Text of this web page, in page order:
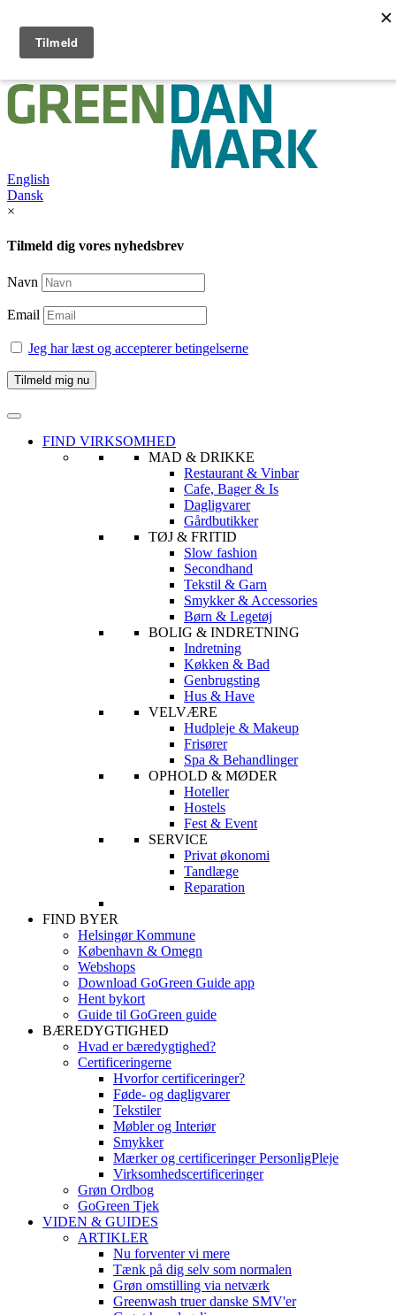
Dansk /
English
Dansk
×
Tilmeld dig vores nyhedsbrev
Navn
Email
Jeg har læst og accepterer betingelserne
FIND VIRKSOMHED
MAD & DRIKKE
Restaurant & Vinbar
Cafe, Bager & Is
Dagligvarer
Gårdbutikker
TØJ & FRITID
Slow fashion
Secondhand
Tekstil & Garn
Smykker & Accessories
Børn & Legetøj
BOLIG & INDRETNING
Indretning
Køkken & Bad
Genbrugsting
Hus & Have
VELVÆRE
Hudpleje & Makeup
Frisører
Spa & Behandlinger
OPHOLD & MØDER
Hoteller
Hostels
Fest & Event
SERVICE
Privat økonomi
Tandlæge
Reparation
FIND BYER
Helsingør Kommune
København & Omegn
Webshops
Download GoGreen Guide app
Hent bykort
Guide til GoGreen guide
BÆREDYGTIGHED
Hvad er bæredygtighed?
Certificeringerne
Hvorfor certificeringer?
Føde- og dagligvarer
Tekstiler
Møbler og Interiør
Smykker
Mærker og certificeringer PersonligPleje
Virksomhedscertificeringer
Grøn Ordbog
GoGreen Tjek
VIDEN & GUIDES
ARTIKLER
Nu forventer vi mere
Tænk på dig selv som normalen
Grøn omstilling via netværk
Greenwash truer danske SMV'er